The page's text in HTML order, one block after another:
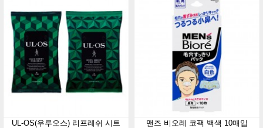
UL-OS(우루오스) 리프레쉬 시트 맨즈 비오레 코팩 백색 10매입